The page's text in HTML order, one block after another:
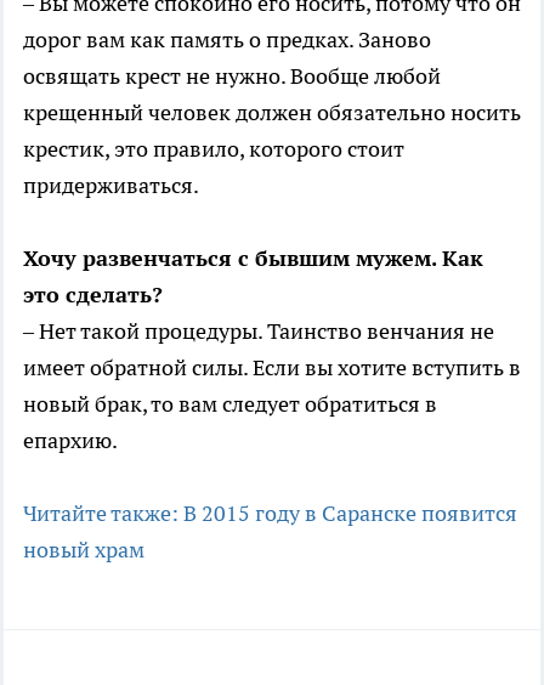
дорог вам как память о предках. Заново
освящать крест не нужно. Вообще любой
крещенный человек должен обязательно носить
крестик, это правило, которого стоит
придерживаться.
Хочу развенчаться с бывшим мужем. Как
это сделать?
– Нет такой процедуры. Таинство венчания не
имеет обратной силы. Если вы хотите вступить в
новый брак, то вам следует обратиться в
епархию.
Читайте также: В 2015 году в Саранске появится
новый храм